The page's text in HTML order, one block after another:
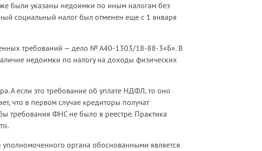
были указаны недоимки по иным налогам без
социальный налог был отменен еще с 1 января
требований — дело № А40-1303/18-88-3«Б». В
недоимки по налогу на доходы физических
А если это требование об уплате НДФЛ, то оно
что в первом случае кредиторы получат
требования ФНС не было в реестре. Практика
органа обоснованными является